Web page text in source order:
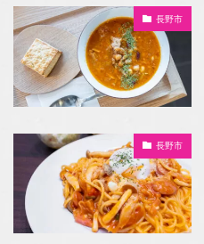
長野市
長野市